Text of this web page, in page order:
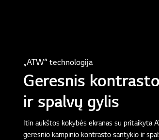
„ATW“ technologija
Geresnis
ir spalvų gylis
Itin aukštos kokybės ekranas su pritaikyta
geresnio kampinio kontrasto santykio ir